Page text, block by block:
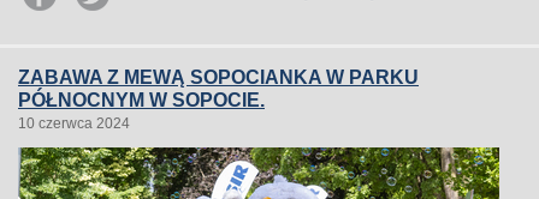
ZABAWA Z MEWĄ SOPOCIANKA W PARKU
PÓŁNOCNYM W SOPOCIE.
10 czerwca 2024